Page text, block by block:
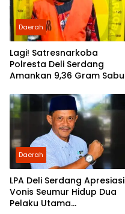
Daerah
Lagi! Satresnarkoba
Polresta Deli Serdang
Amankan 9,36 Gram Sabu
Daerah
LPA Deli Serdang Apresiasi
Vonis Seumur Hidup Dua
Pelaku Utama